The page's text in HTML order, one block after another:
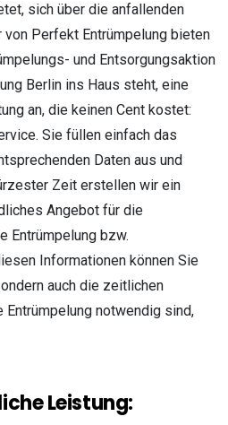
sich über die anfallenden
von Perfekt Entrümpelung bieten
und Entsorgungsaktion
Berlin ins Haus steht, eine
an, die keinen Cent kostet:
Sie füllen einfach das
Daten aus und
Zeit erstellen wir ein
Angebot für die
Entrümpelung bzw.
Informationen können Sie
auch die zeitlichen
Entrümpelung notwendig sind,
Leistung: